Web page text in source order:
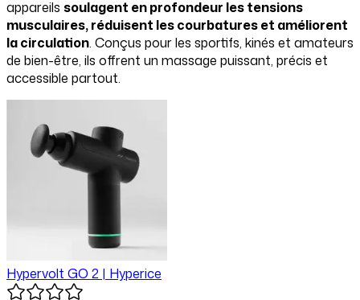
appareils soulagent en profondeur les tensions
musculaires, réduisent les courbatures et améliorent
la circulation. Conçus pour les sportifs, kinés et amateurs
de bien-être, ils offrent un massage puissant, précis et
accessible partout.
Hypervolt GO 2 | Hyperice